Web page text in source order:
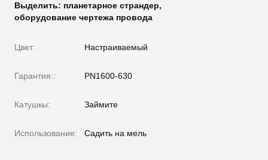
Выделить: планетарное страндер,
оборудование чертежа провода
Цвет: Настраиваемый
Гарантия:: PN1600-630
Катушкы: Займите
Использование: Садить на мель